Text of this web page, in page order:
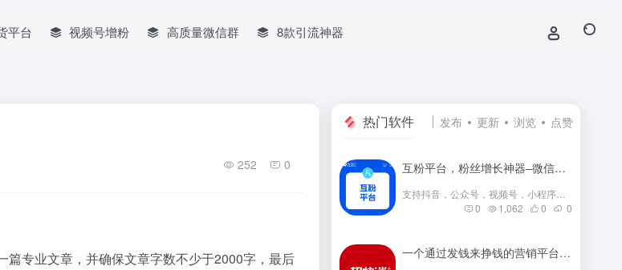
平台 视频号增粉 高质量微信群 8款引流神器
252 0
篇专业文章，并确保文章字数不少于2000字，最后
热门软件 发布 更新 浏览 点赞
互粉平台，粉丝增长神器–微信群互粉|互粉大师|互粉软件|互粉平台|互关互粉|微信公众号互粉|互粉盒子|互粉大厅
0
1,062 0 0
一个通过发钱来挣钱的营销平台
- 最新版